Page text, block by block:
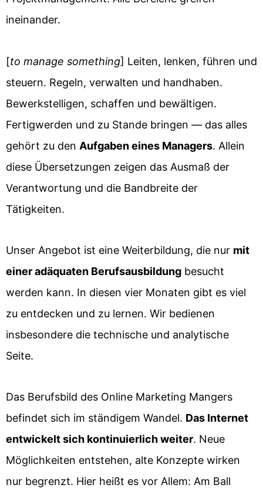
ineinander.
[to manage something] Leiten, lenken, führen und
steuern. Regeln, verwalten und handhaben.
Bewerkstelligen, schaffen und bewältigen.
Fertigwerden und zu Stande bringen — das alles
gehört zu den Aufgaben eines Managers. Allein
diese Übersetzungen zeigen das Ausmaß der
Verantwortung und die Bandbreite der
Tätigkeiten.
Unser Angebot ist eine Weiterbildung, die nur mit
einer adäquaten Berufsausbildung besucht
werden kann. In diesen vier Monaten gibt es viel
zu entdecken und zu lernen. Wir bedienen
insbesondere die technische und analytische
Seite.
Das Berufsbild des Online Marketing Mangers
befindet sich im ständigem Wandel. Das Internet
entwickelt sich kontinuierlich weiter. Neue
Möglichkeiten entstehen, alte Konzepte wirken
nur begrenzt. Hier heißt es vor Allem: Am Ball